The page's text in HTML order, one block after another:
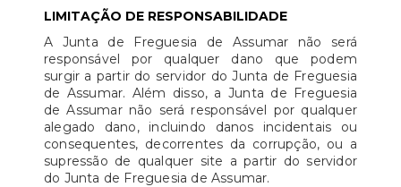
LIMITAÇÃO DE RESPONSABILIDADE
A Junta de Freguesia de Assumar não será
responsável por qualquer dano que podem
surgir a partir do servidor do Junta de Freguesia
de Assumar. Além disso, a Junta de Freguesia
de Assumar não será responsável por qualquer
alegado dano, incluindo danos incidentais ou
consequentes, decorrentes da corrupção, ou a
supressão de qualquer site a partir do servidor
do Junta de Freguesia de Assumar.